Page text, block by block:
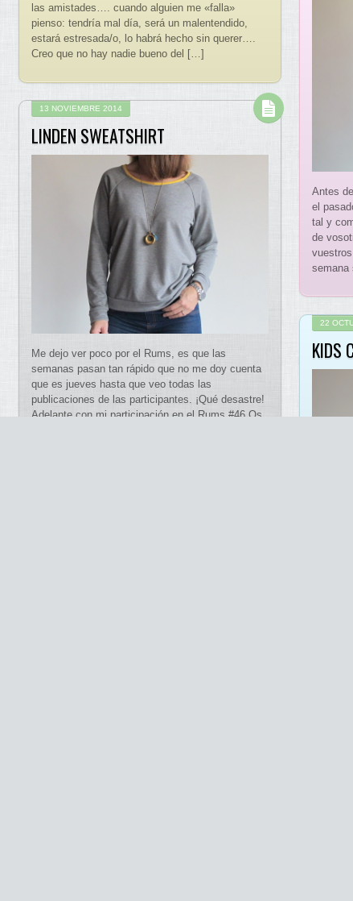
las amistades…. cuando alguien me «falla»
pienso: tendría mal día, será un malentendido,
estará estresada/o, lo habrá hecho sin querer….
Creo que no hay nadie bueno del […]
22
KIDS
Antes
el
tal y
de
semana
13 NOVIEMBRE 2014
LINDEN SWEATSHIRT
Me dejo ver poco por el Rums, es que las
semanas pasan tan rápido que no me doy cuenta
que es jueves hasta que veo todas las
publicaciones de las participantes. ¡Qué desastre!
Adelante con mi participación en el Rums #46 Os